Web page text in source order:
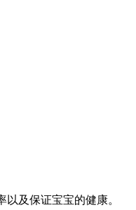
及保证宝宝的健康。